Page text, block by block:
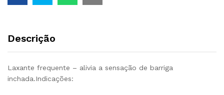
Descrição
Laxante frequente – alivia a sensação de barriga
inchada.Indicações: